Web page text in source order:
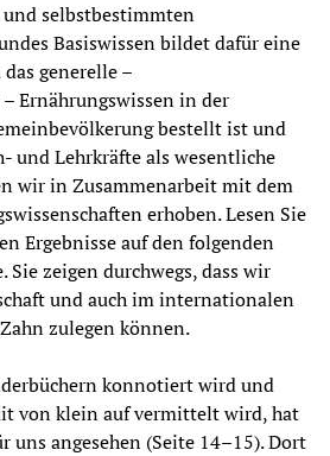
selbstbestimmten
Basiswissen bildet dafür eine
generelle –
Ernährungswissen in der
bestellt ist und
und Lehrkräfte als wesentliche
wir in Zusammenarbeit mit dem
erhoben. Lesen Sie
Ergebnisse auf den folgenden
Sie zeigen durchwegs, dass wir
und auch im internationalen
zulegen können.
konnotiert wird und
von klein auf vermittelt wird, hat
uns angesehen (Seite 14–15). Dort